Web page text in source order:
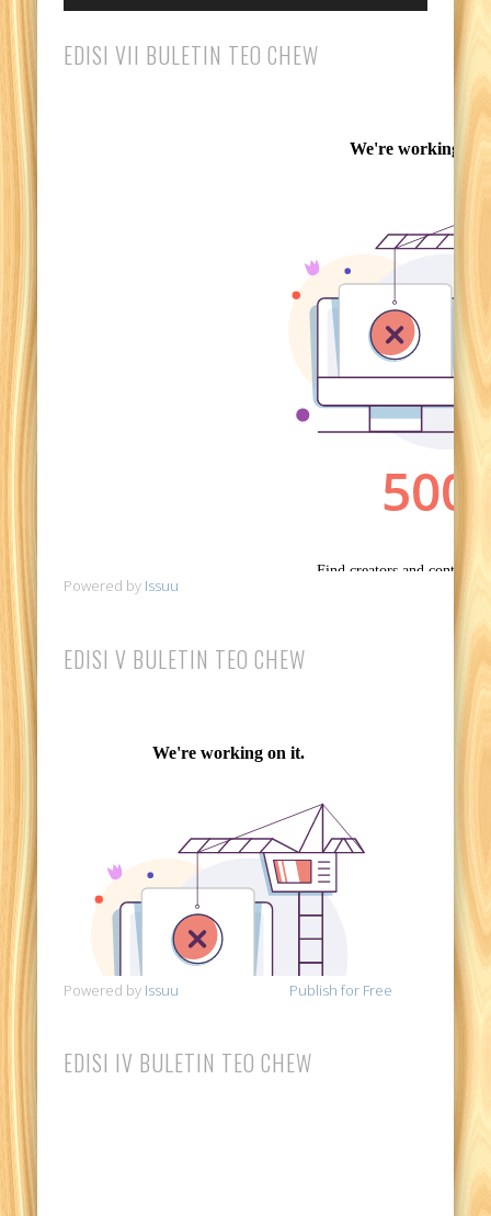
EDISI VII BULETIN TEO CHEW
Powered by Issuu
EDISI V BULETIN TEO CHEW
Powered by Issuu Publish for Free
EDISI IV BULETIN TEO CHEW